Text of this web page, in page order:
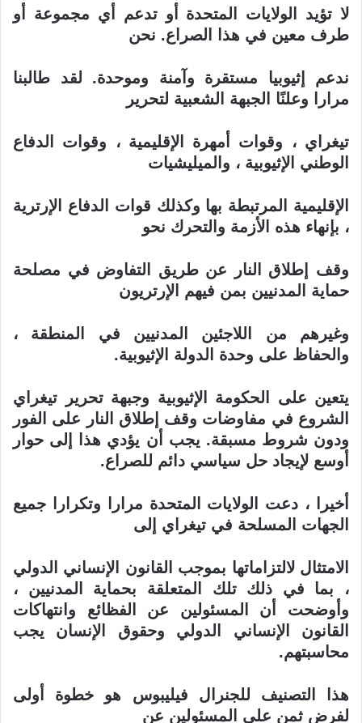
لا تؤيد الولايات المتحدة أو تدعم أي مجموعة أو
طرف معين في هذا الصراع. نحن
ندعم إثيوبيا مستقرة وآمنة وموحدة. لقد طالبنا
مرارا وعلنًا الجبهة الشعبية لتحرير
تيغراي ، وقوات أمهرة الإقليمية ، وقوات الدفاع
الوطني الإثيوبية ، والميليشيات
الإقليمية المرتبطة بها وكذلك قوات الدفاع الإرترية
، بإنهاء هذه الأزمة والتحرك نحو
وقف إطلاق النار عن طريق التفاوض في مصلحة
حماية المدنيين بمن فيهم الإرتريون
وغيرهم من اللاجئين المدنيين في المنطقة ،
والحفاظ على وحدة الدولة الإثيوبية.
يتعين على الحكومة الإثيوبية وجبهة تحرير تيغراي
الشروع في مفاوضات وقف إطلاق
النار على الفور
ودون شروط مسبقة. يجب أن يؤدي هذا إلى حوار
أوسع لإيجاد حل سياسي دائم للصراع.
أخيرا ، دعت الولايات المتحدة مرارا وتكرارا جميع
الجهات المسلحة في تيغراي إلى
الامتثال لالتزاماتها بموجب القانون الإنساني الدولي
، بما في ذلك تلك المتعلقة بحماية
المدنيين ،
وأوضحت أن المسئولين عن الفظائع وانتهاكات
القانون الإنساني الدولي
وحقوق الإنسان يجب
محاسبتهم.
هذا التصنيف للجنرال فيليبوس هو خطوة أولى
لفرض ثمن على المسئولين عن